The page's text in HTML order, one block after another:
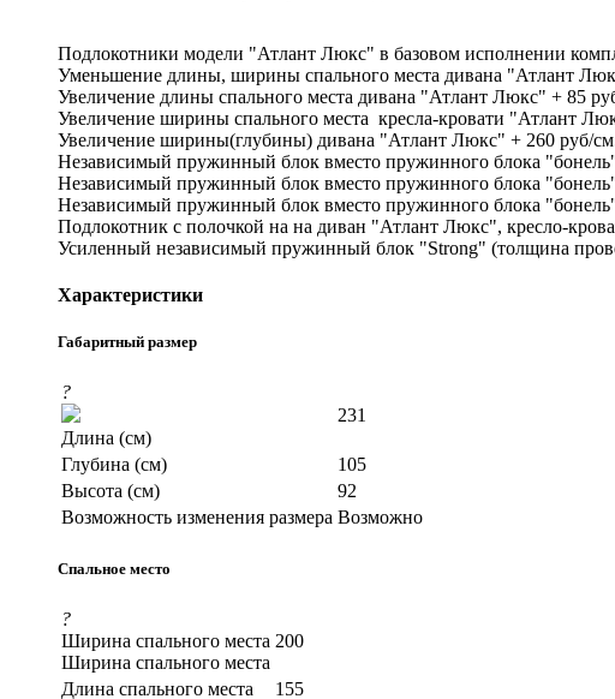
Подлокотники модели "Атлант Люкс" в базовом исполнении
Уменьшение длины, ширины спального места дивана "Атлант
Увеличение длины спального места дивана "Атлант Люкс" + 85
Увеличение ширины спального места кресла-кровати "Атлант
Увеличение ширины(глубины) дивана "Атлант Люкс" + 260 руб/
Независимый пружинный блок вместо пружинного блока
Независимый пружинный блок вместо пружинного блока
Независимый пружинный блок вместо пружинного блока
Подлокотник с полочкой на на диван "Атлант Люкс", кресло-
Усиленный независимый пружинный блок "Strong" (толщина
Характеристики
Габаритный размер
?
Длина (см)
231
Глубина (см)
105
Высота (см)
92
Возможность изменения размера Возможно
Спальное место
?
Ширина спального места
Ширина спального места
200
Длина спального места 155